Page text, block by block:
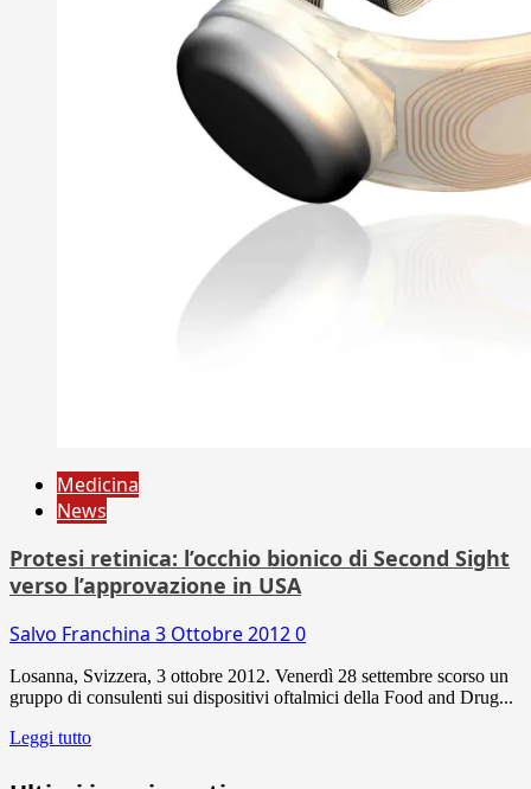
Medicina
News
Protesi retinica: l’occhio bionico di Second Sight
verso l’approvazione in USA
Salvo Franchina 3 Ottobre 20120
Losanna, Svizzera, 3 ottobre 2012. Venerdì 28 settembre scorso un
gruppo di consulenti sui dispositivi oftalmici della Food and Drug...
Leggi tutto